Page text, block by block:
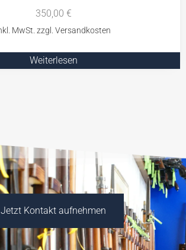
350,00 €
Weiterlesen
Jetzt Kontakt aufnehmen